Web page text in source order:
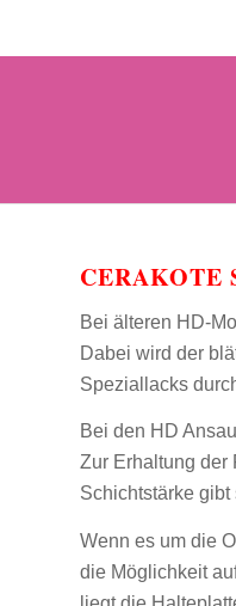
CERAKOTE
Bei älteren HD-
Dabei wird der
Speziallacks
Bei den HD
Zur Erhaltung der
Schichtstärke
Wenn es um die
die Möglichkeit